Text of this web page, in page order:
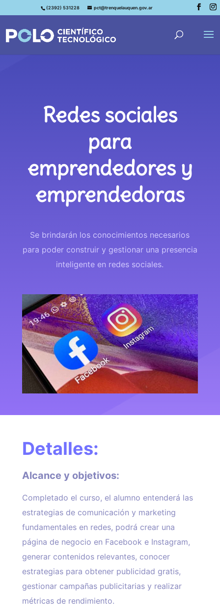
(2392) 531228 pct@trenquelauquen.gov.ar
Redes sociales
para
emprendedores y
emprendedoras
Se brindarán los conocimientos necesarios
para poder construir y gestionar una presencia
inteligente en redes sociales.
Detalles:
Alcance y objetivos:
Completado el curso, el alumno entenderá las
estrategias de comunicación y marketing
fundamentales en redes, podrá crear una
página de negocio en Facebook e Instagram,
generar contenidos relevantes, conocer
estrategias para obtener publicidad gratis,
gestionar campañas publicitarias y realizar
métricas de rendimiento.